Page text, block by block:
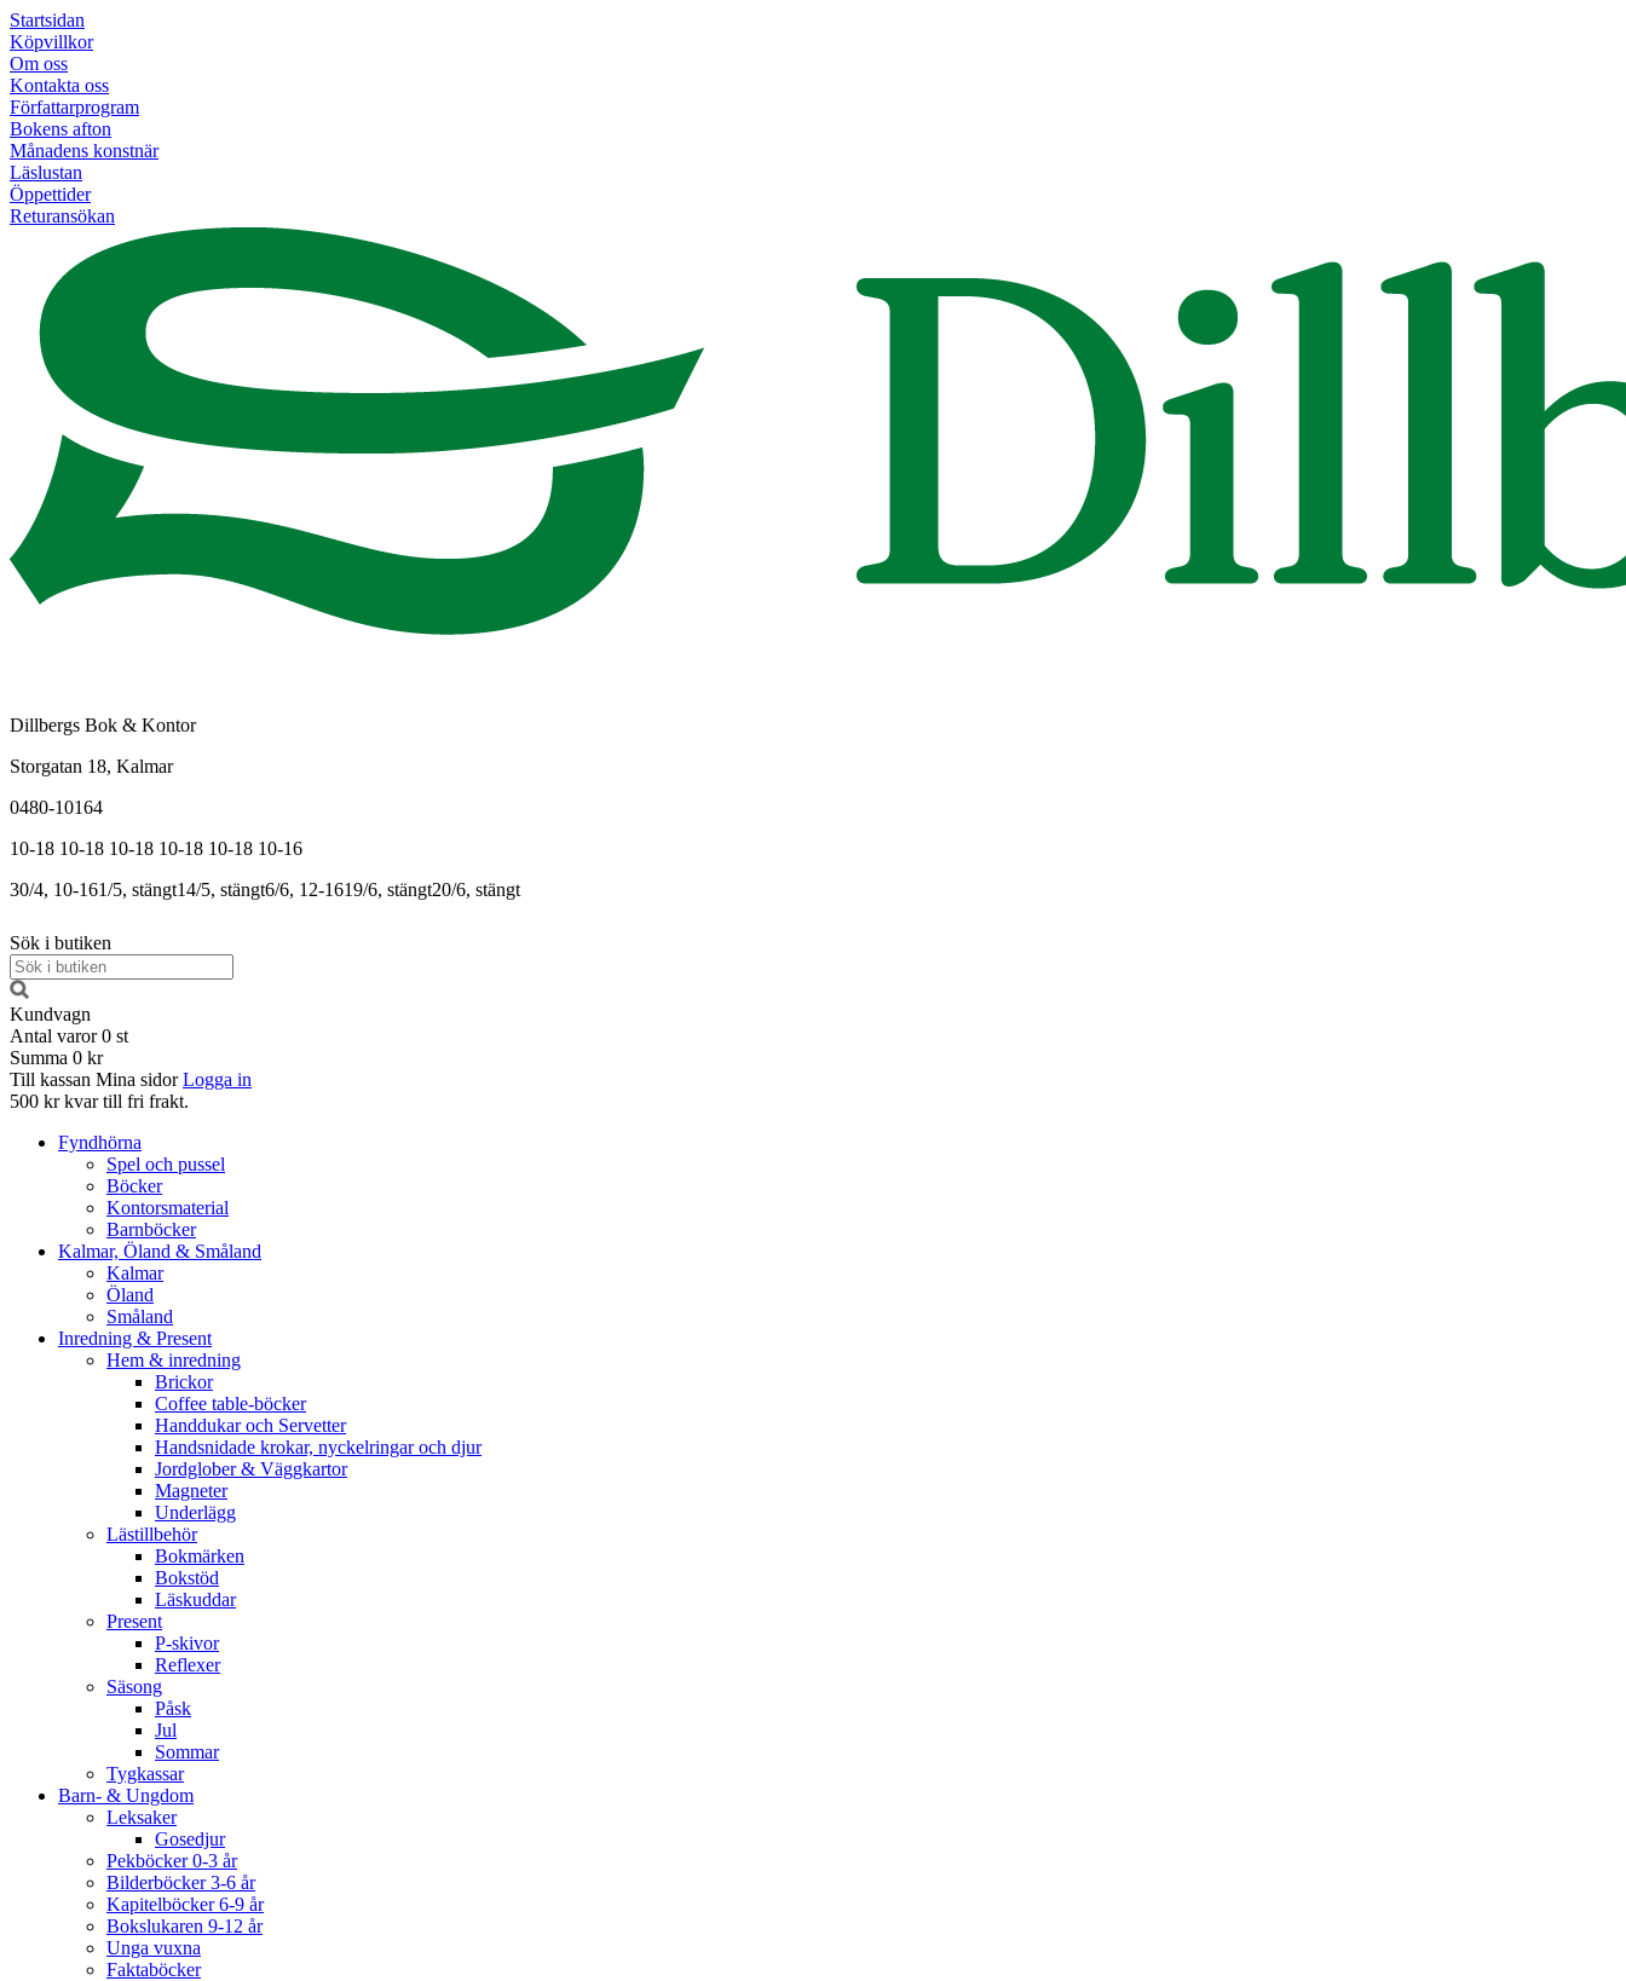
Startsidan
Köpvillkor
Om oss
Kontakta oss
Författarprogram
Bokens afton
Månadens konstnär
Läslustan
Öppettider
Returansökan
Dillbergs Bok & Kontor
Storgatan 18, Kalmar
0480-10164
10-18 10-18 10-18 10-18 10-18 10-16
30/4, 10-161/5, stängt14/5, stängt6/6, 12-1619/6, stängt20/6, stängt
Sök i butiken
Kundvagn
Antal varor 0 st
Summa 0 kr
Till kassan Mina sidor Logga in
500 kr kvar till fri frakt.
Fyndhörna
Spel och pussel
Böcker
Kontorsmaterial
Barnböcker
Kalmar, Öland & Småland
Kalmar
Öland
Småland
Inredning & Present
Hem & inredning
Brickor
Coffee table-böcker
Handdukar och Servetter
Handsnidade krokar, nyckelringar och djur
Jordglober & Väggkartor
Magneter
Underlägg
Lästillbehör
Bokmärken
Bokstöd
Läskuddar
Present
P-skivor
Reflexer
Säsong
Påsk
Jul
Sommar
Tygkassar
Barn- & Ungdom
Leksaker
Gosedjur
Pekböcker 0-3 år
Bilderböcker 3-6 år
Kapitelböcker 6-9 år
Bokslukaren 9-12 år
Unga vuxna
Faktaböcker